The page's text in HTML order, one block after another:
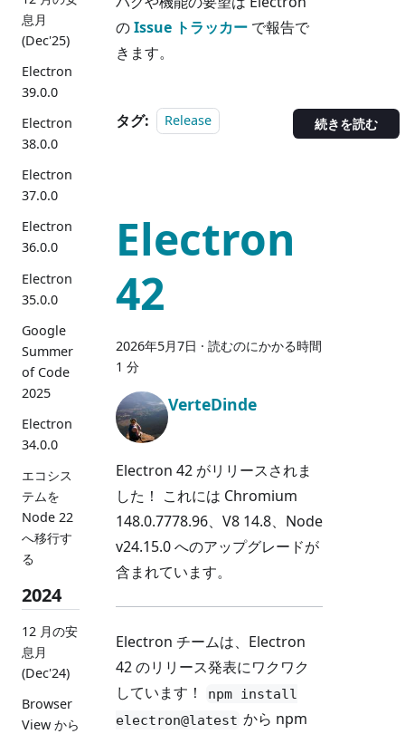
息月
(Dec'25)
Electron
39.0.0
Electron
38.0.0
Electron
37.0.0
Electron
36.0.0
Electron
35.0.0
Google
Summer
of Code
2025
Electron
34.0.0
エコシス
テムを
Node 22
へ移行す
る
2024
12 月の安
息月
(Dec'24)
Browser
View から
のIssue トラッカー で報告で
きます。
タグ: Release 続きを読む
Electron
42
2026年5月7日 · 読むのにかかる時間
1 分
VerteDinde
Electron 42 がリリースされま
した！ これには Chromium
148.0.7778.96、V8 14.8、Node
v24.15.0 へのアップグレードが
含まれています。
Electron チームは、Electron
42 のリリース発表にワクワク
しています！
npm install
electron@latest から npm